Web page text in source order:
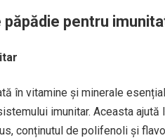
pentru
în vitamine și minerale
imunitar. Aceasta
conținutul de polifenoli și